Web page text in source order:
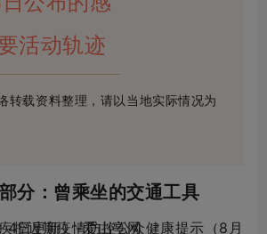
活动轨迹
转载资料整理，请以当地实际情况为
分：曾乘坐的交通工具